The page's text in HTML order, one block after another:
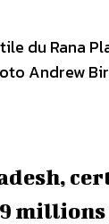
du Rana
Andrew